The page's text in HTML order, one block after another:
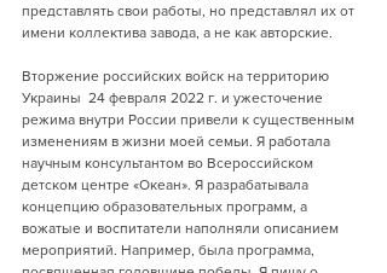
представлять свои работы, но представлял их от
имени коллектива завода, а не как авторские.
Вторжение российских войск на территорию
Украины  24 февраля 2022 г. и ужесточение
режима внутри России привели к существенным
изменениям в жизни моей семьи. Я работала
научным консультантом во Всероссийском
детском центре «Океан». Я разрабатывала
концепцию образовательных программ, а
вожатые и воспитатели наполняли описанием
мероприятий. Например, была программа,